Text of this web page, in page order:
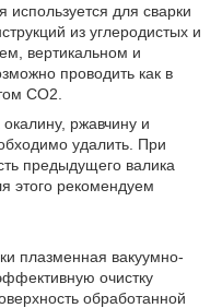
для сварки
из углеродистых и
вертикальном и
проводить как в
СО2.
ржавчину и
удалить. При
предыдущего валика
этого рекомендуем
плазменная вакуумно-
очистку
обработанной